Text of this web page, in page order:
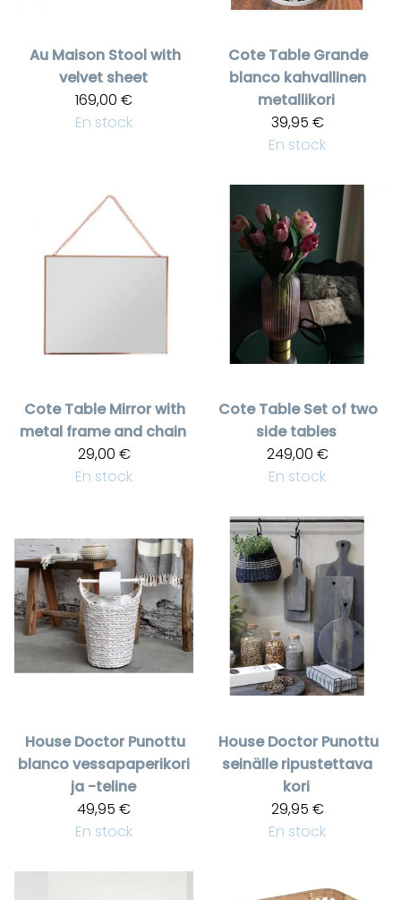
Au Maison Stool with
velvet sheet
169,00 €
En stock
Cote Table Grande
blanco kahvallinen
metallikori
39,95 €
En stock
Cote Table Mirror with
metal frame and chain
29,00 €
En stock
Cote Table Set of two
side tables
249,00 €
En stock
House Doctor Punottu
blanco vessapaperikori
ja -teline
49,95 €
En stock
House Doctor Punottu
seinälle ripustettava
kori
29,95 €
En stock